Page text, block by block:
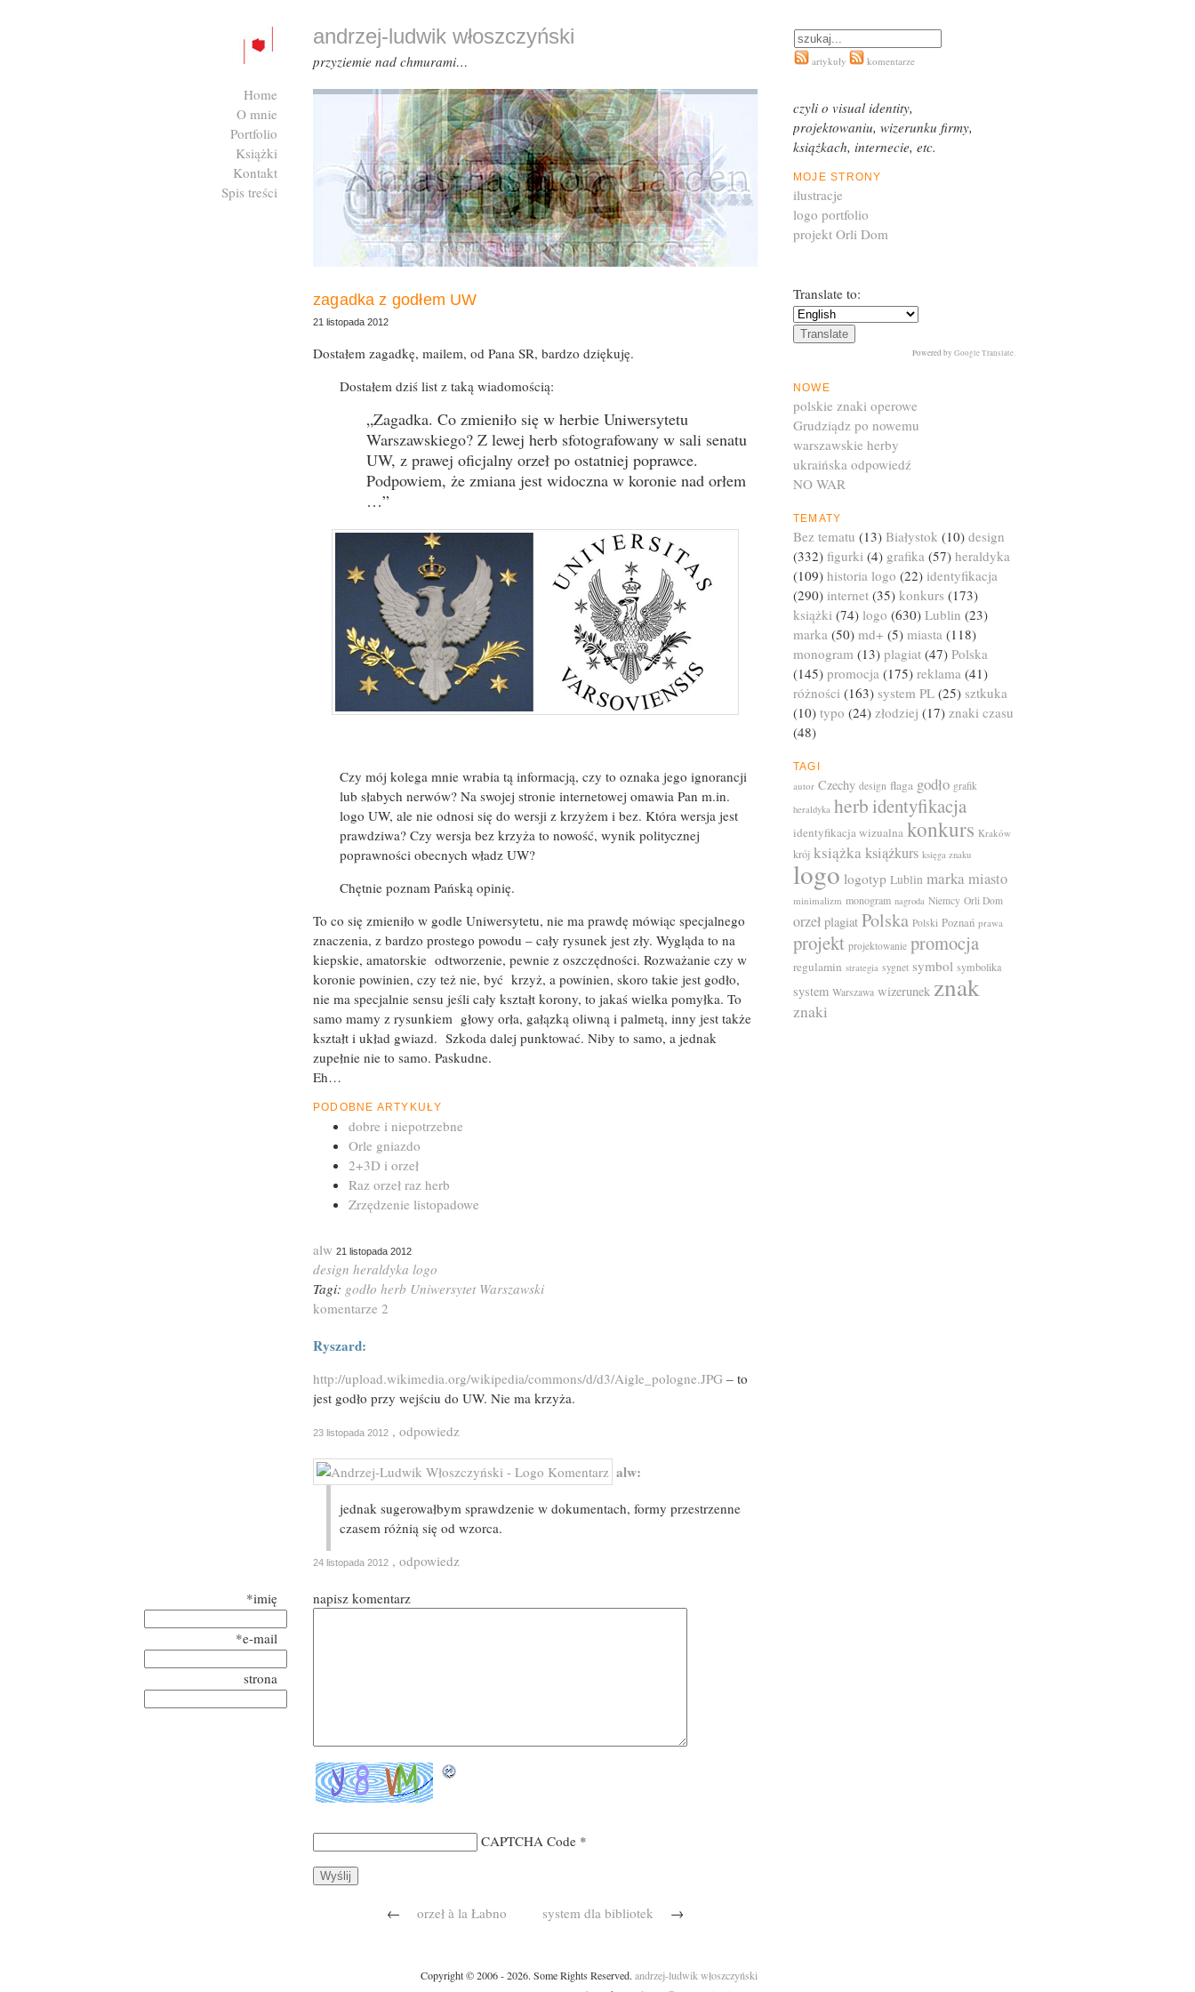
zagadka z godłem UW
21 listopada 2012
Dostałem zagadkę, mailem, od Pana SR, bardzo dziękuję.
Dostałem dziś list z taką wiadomością:
„Zagadka. Co zmieniło się w herbie Uniwersytetu
Warszawskiego? Z lewej herb sfotografowany w sali senatu
UW, z prawej oficjalny orzeł po ostatniej poprawce.
Podpowiem, że zmiana jest widoczna w koronie nad orłem
…”
Czy mój kolega mnie wrabia tą informacją, czy to oznaka jego ignorancji
lub słabych nerwów? Na swojej stronie internetowej omawia Pan m.in.
logo UW, ale nie odnosi się do wersji z krzyżem i bez. Która wersja jest
prawdziwa? Czy wersja bez krzyża to nowość, wynik politycznej
poprawności obecnych władz UW?
Chętnie poznam Pańską opinię.
To co się zmieniło w godle Uniwersytetu, nie ma prawdę mówiąc specjalnego
znaczenia, z bardzo prostego powodu – cały rysunek jest zły. Wygląda to na
kiepskie, amatorskie odtworzenie, pewnie z oszczędności. Rozważanie czy w
koronie powinien, czy też nie, być krzyż, a powinien, skoro takie jest godło,
nie ma specjalnie sensu jeśli cały kształt korony, to jakaś wielka pomyłka. To
samo mamy z rysunkiem głowy orła, gałązką oliwną i palmetą, inny jest także
kształt i układ gwiazd. Szkoda dalej punktować. Niby to samo, a jednak
zupełnie nie to samo. Paskudne.
Eh…
PODOBNE ARTYKUŁY
dobre i niepotrzebne
Orle gniazdo
2+3D i orzeł
Raz orzeł raz herb
Zrzędzenie listopadowe
alw 21 listopada 2012
design heraldyka logo
Tagi: godło herb Uniwersytet Warszawski
komentarze 2
Ryszard:
http://upload.wikimedia.org/wikipedia/commons/d/d3/Aigle_pologne.JPG – to
jest godło przy wejściu do UW. Nie ma krzyża.
23 listopada 2012 , odpowiedz
alw:
jednak sugerowałbym sprawdzenie w dokumentach, formy przestrzenne
czasem różnią się od wzorca.
24 listopada 2012 , odpowiedz
*imię
*e-mail
strona
napisz komentarz
CAPTCHA Code *
← orzeł à la Łabno system dla bibliotek →
Translate to:
Powered by Google Translate.
NOWE
polskie znaki operowe
Grudziądz po nowemu
warszawskie herby
ukraińska odpowiedź
NO WAR
TEMATY
Bez tematu (13) Białystok (10) design
(332) figurki (4) grafika (57) heraldyka
(109) historia logo (22) identyfikacja
(290) internet (35) konkurs (173)
książki (74) logo (630) Lublin (23)
marka (50) md+ (5) miasta (118)
monogram (13) plagiat (47) Polska
(145) promocja (175) reklama (41)
różności (163) system PL (25) sztkuka
(10) typo (24) złodziej (17) znaki czasu
(48)
TAGI
autor Czechy design flaga godło grafik
heraldyka herb identyfikacja
identyfikacja wizualna konkurs Kraków
krój książka książkurs księga znaku
logo logotyp Lublin marka miasto
minimalizm monogram nagroda Niemcy Orli Dom
orzeł plagiat Polska Polski Poznań prawa
projekt projektowanie promocja
regulamin strategia sygnet symbol symbolika
system Warszawa wizerunek znak
znaki
Copyright © 2006 - 2026. Some Rights Reserved. andrzej-ludwik włoszczyński
andrzej-ludwik włoszczyński
przyziemie nad chmurami… artykuły komentarze
Home
O mnie
Portfolio
Książki
Kontakt
Spis treści
czyli o visual identity,
projektowaniu, wizerunku firmy,
książkach, internecie, etc.
MOJE STRONY
ilustracje
logo portfolio
projekt Orli Dom